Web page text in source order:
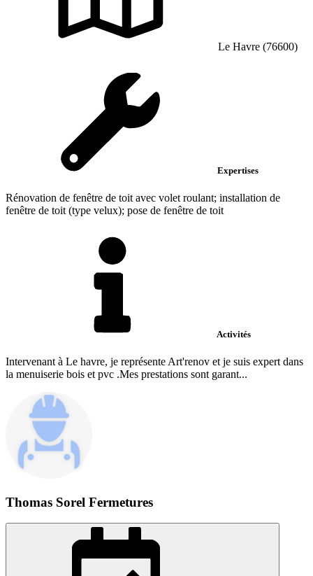
Le Havre (76600)
Expertises
Rénovation de fenêtre de toit avec volet roulant; installation de
fenêtre de toit (type velux); pose de fenêtre de toit
Activités
Intervenant à Le havre, je représente Art'renov et je suis expert dans
la menuiserie bois et pvc .Mes prestations sont garant...
Thomas Sorel Fermetures